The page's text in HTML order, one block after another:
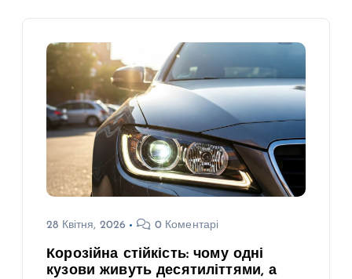
28 Квітня, 2026 0 Коментарі
Корозійна стійкість: чому одні
кузови живуть десятиліттями, а